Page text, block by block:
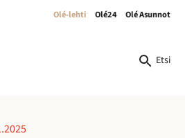
Olé-lehti Olé24 Olé Asunnot
Etsi